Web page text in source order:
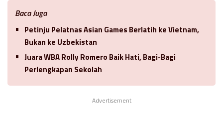
Baca Juga
Petinju Pelatnas Asian Games Berlatih ke Vietnam,
Bukan ke Uzbekistan
Juara WBA Rolly Romero Baik Hati, Bagi-Bagi
Perlengkapan Sekolah
Advertisement